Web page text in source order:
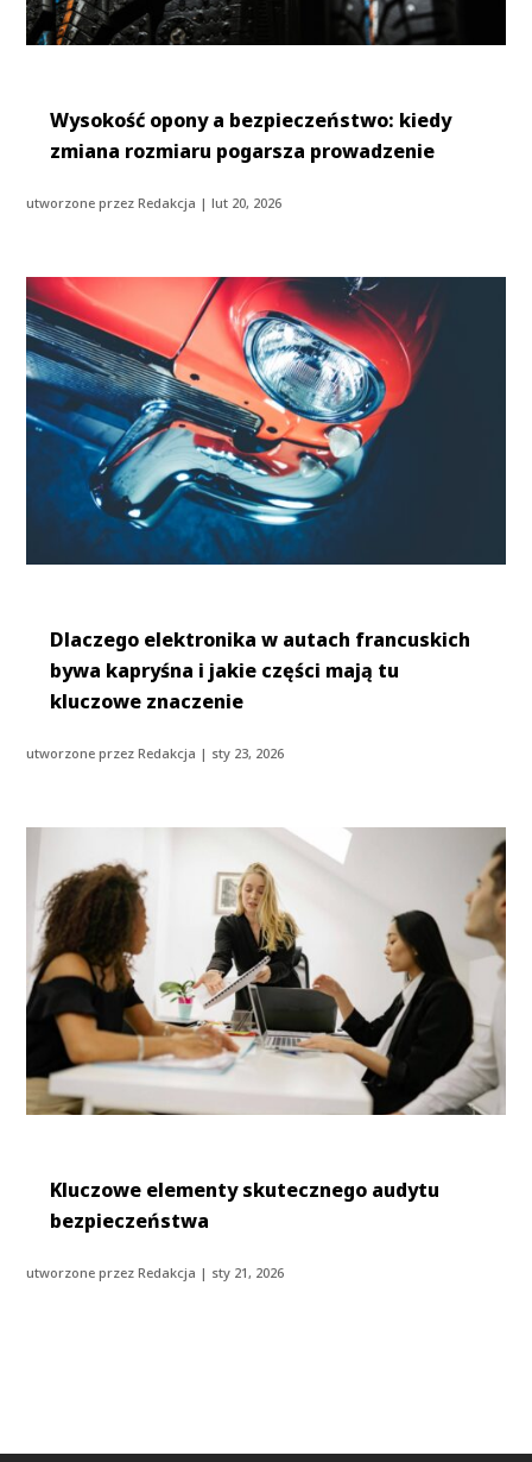
Wysokość opony a bezpieczeństwo: kiedy
zmiana rozmiaru pogarsza prowadzenie
utworzone przezRedakcja |lut 20, 2026
Dlaczego elektronika w autach francuskich
bywa kapryśna i jakie części mają tu
kluczowe znaczenie
utworzone przezRedakcja | sty 23, 2026
Kluczowe elementy skutecznego audytu
bezpieczeństwa
utworzone przezRedakcja | sty 21, 2026